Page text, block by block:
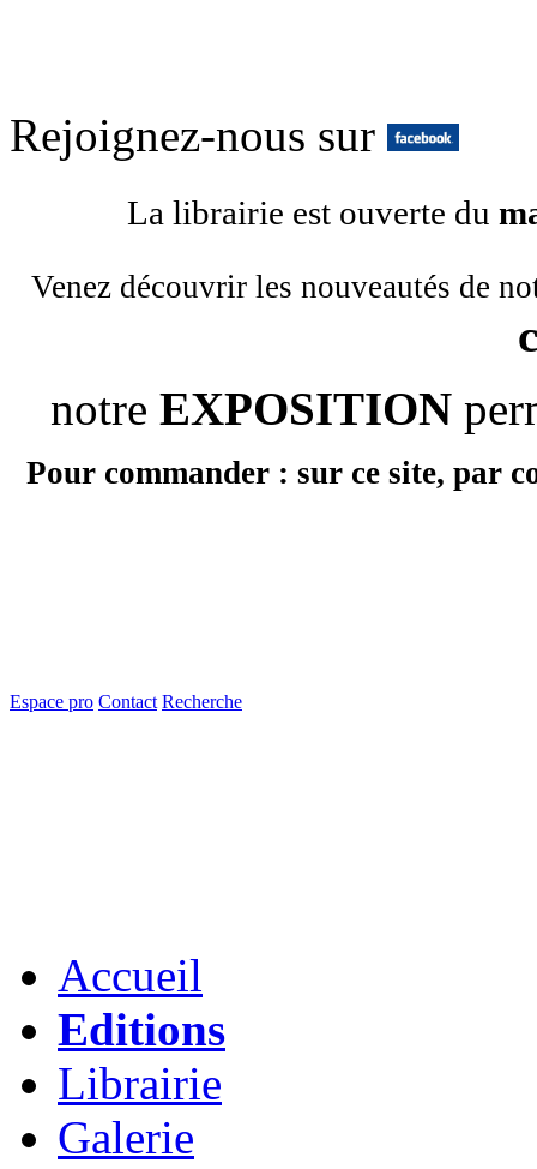
Rejoignez-nous sur
La librairie est ouverte du
Venez découvrir les nouveautés de
notre EXPOSITION
Pour commander : sur ce site, par
Espace pro Contact Recherche
Accueil
Editions
Librairie
Galerie